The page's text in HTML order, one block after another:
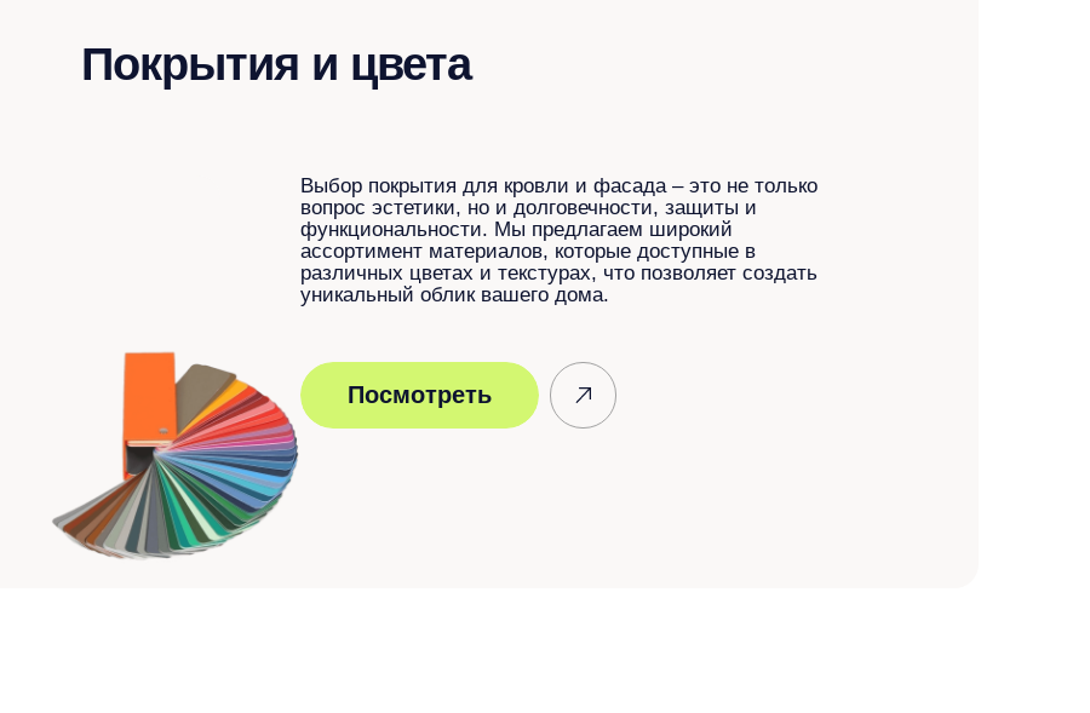
Посмотреть
Покрытия и цвета
Выбор покрытия для кровли и фасада – это не только
вопрос эстетики, но и долговечности, защиты и
функциональности. Мы предлагаем широкий
ассортимент материалов, которые доступные в
различных цветах и текстурах, что позволяет создать
уникальный облик вашего дома.